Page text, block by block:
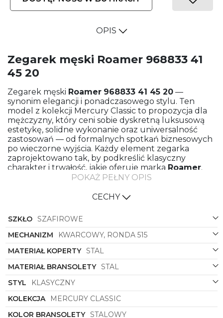
OPIS
Zegarek męski Roamer 968833 41
45 20
Zegarek męski Roamer 968833 41 45 20 —
synonim elegancji i ponadczasowego stylu. Ten
model z kolekcji Mercury Classic to propozycja dla
mężczyzny, który ceni sobie dyskretną luksusową
estetykę, solidne wykonanie oraz uniwersalność
zastosowań — od formalnych spotkań biznesowych
po wieczorne wyjścia. Każdy element zegarka
zaprojektowano tak, by podkreślić klasyczny
charakter i trwałość, jakie oferuje marka Roamer.
Koperta o kształcie okrągłym to klasyka w
linia obudowy subtelnie podkreśla męską rękę, nie
przytłaczając jej masywnością. Kolorystyka zegarka
łączy głęboki granatowy odcień koperty z chłodną
stalį bransoletą, co daje efekt nowoczesnej elegancji
z nutą marynistycznej surowości. Granatowa, niemal
inkowo-niebieska tarcza stanowi idealne tło dla
wskazówek i indeksów, które w świetle wyglądają
klarownie i czytelnie.
Materiały i wykonanie
Koperta wykonana ze stali oraz stalowa bransoleta
POKAŻ PEŁNY OPIS
CECHY
SZKŁO SZAFIROWE
MECHANIZM
KWARCOWY, RONDA 515
MATERIAŁ KOPERTY STAL
MATERIAŁ BRANSOLETY STAL
STYL
KLASYCZNY
KOLEKCJA
MERCURY CLASSIC
KOLOR BRANSOLETY STALOWY